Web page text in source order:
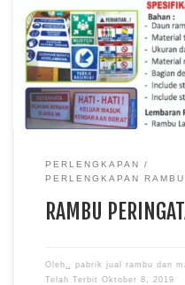
memperingatkan adanya
bahaya agar para
kendaraannya. Misalnya:
lintasan kereta api, atau
PERLENGKAPAN
PERLENGKAPAN
RAMBU
Oleh␣ pabrik jual rambu dan
Telah Terbit Oktober 8, 2019